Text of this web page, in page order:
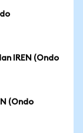
IREN (Ondo
(Ondo